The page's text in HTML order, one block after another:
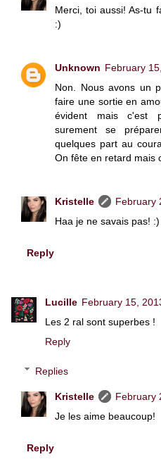
Merci, toi aussi! As-tu
:)
Unknown February
Non. Nous avons un
faire une sortie en
évident mais c'est
surement se
quelques part au
On fête en retard mais
Kristelle
February
Haa je ne savais pas! :)
Reply
Lucille February 15,
Les 2 ral sont superbes !
Reply
Replies
Kristelle
February
Je les aime beaucoup!
Reply